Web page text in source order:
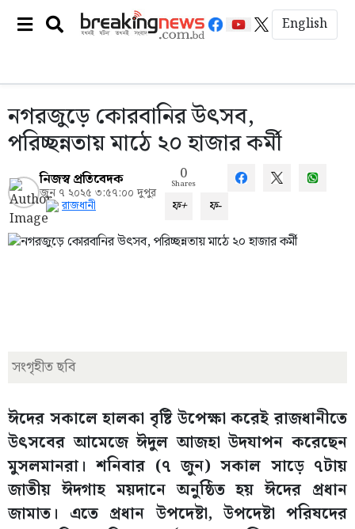
English
নগরজুড়ে কোরবানির উৎসব,
পরিচ্ছন্নতায় মাঠে ২০ হাজার কর্মী
নিজস্ব প্রতিবেদক
জুন ৭ ২০২৫ ৩:৫৭:০০ দুপুর
রাজধানী
0
Shares
ফ+ ফ-
সংগৃহীত ছবি
ঈদের সকালে হালকা বৃষ্টি উপেক্ষা করেই রাজধানীতে
উৎসবের আমেজে ঈদুল আজহা উদযাপন করেছেন
মুসলমানরা। শনিবার (৭ জুন) সকাল সাড়ে ৭টায়
জাতীয় ঈদগাহ ময়দানে অনুষ্ঠিত হয় ঈদের প্রধান
জামাত। এতে প্রধান উপদেষ্টা, উপদেষ্টা পরিষদের